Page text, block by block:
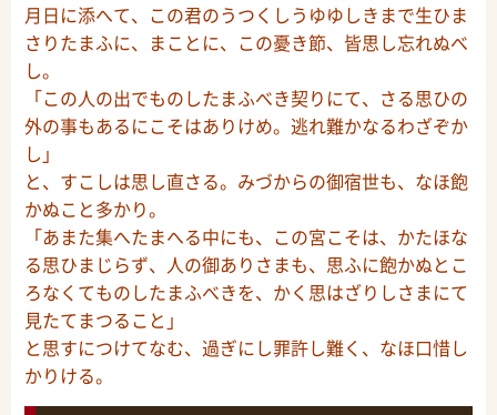
月日に添へて、この君のうつくしうゆゆしきまで生ひま
さりたまふに、まことに、この憂き節、皆思し忘れぬべ
し。
「この人の出でものしたまふべき契りにて、さる思ひの
外の事もあるにこそはありけめ。逃れ難かなるわざぞか
し」
と、すこしは思し直さる。みづからの御宿世も、なほ飽
かぬこと多かり。
「あまた集へたまへる中にも、この宮こそは、かたほな
る思ひまじらず、人の御ありさまも、思ふに飽かぬとこ
ろなくてものしたまふべきを、かく思はざりしさまにて
見たてまつること」
と思すにつけてなむ、過ぎにし罪許し難く、なほ口惜し
かりける。